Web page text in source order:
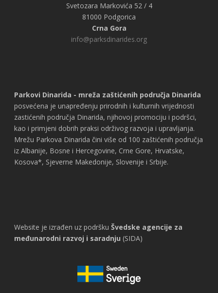
Svetozara Markovića 52 / 4
81000 Podgorica
Crna Gora
info@parksdinarides.org
Parkovi Dinarida - mreža zaštićenih područja Dinarida
posvećena je unapređenju prirodnih i kulturnih vrijednosti
zastićenih područja Dinarida, njihovoj promociju i podršci,
kao i primjeni dobrih praksi održivog razvoja i upravljanja.
Mrežu Parkova Dinarida čini više od 100 zaštićenih područja
iz Albanije, Bosne i Hercegovine, Crne Gore, Hrvatske,
Kosova*, Sjeverne Makedonije, Slovenije i Srbije.
Website je izrađen uz podršku Švedske agencije za
međunarodni razvoj i saradnju (SIDA)